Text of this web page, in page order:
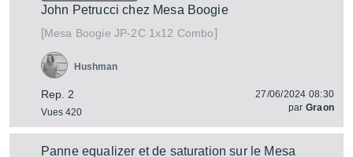
John Petrucci chez Mesa Boogie
[Mesa Boogie JP-2C 1x12 Combo]
Rep. 2
Vues 420
Hushman
27/06/2024 08:30
par Graon
Panne equalizer et de saturation sur le Mesa